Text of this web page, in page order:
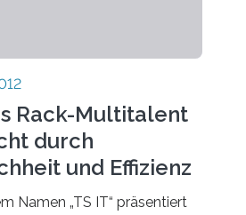
Rack-Multitalent
durch
und Effizienz
Namen „TS IT“ präsentiert